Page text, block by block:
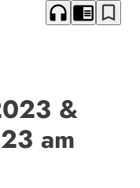
headphones chrome_reader_mode bookmark_border
&
am